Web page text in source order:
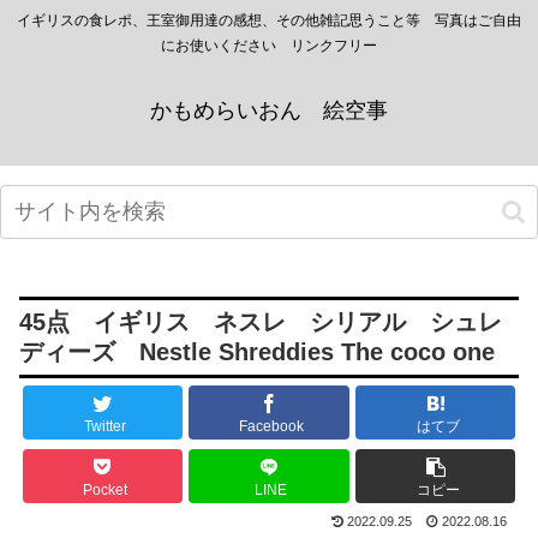
イギリスの食レポ、王室御用達の感想、その他雑記思うこと等 写真はご自由
にお使いください リンクフリー
かもめらいおん 絵空事
45点 イギリス ネスレ シリアル シュレ
ディーズ Nestle Shreddies The coco one
Twitter Facebook はてブ
Pocket LINE コピー
2022.09.25 2022.08.16